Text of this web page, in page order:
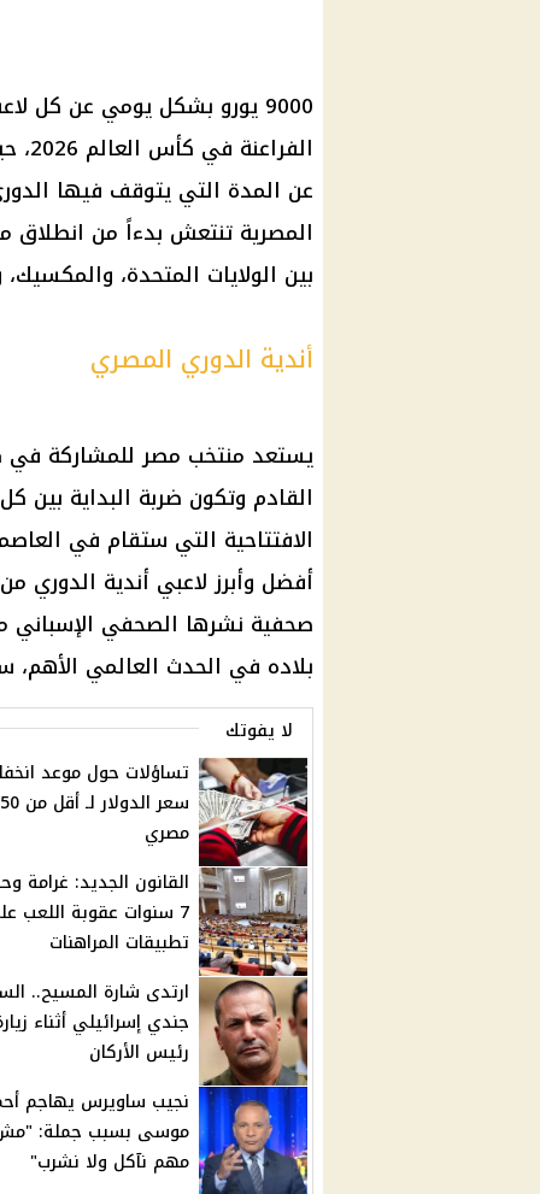
9000 يورو بشكل يومي عن كل
عن المدة التي يتوقف فيها
بين الولايات المتحدة، والمكسيك،
أندية الدوري المصري
القادم وتكون ضربة البداية بين
الافتتاحية التي ستقام في
أفضل وأبرز لاعبي أندية الدوري
صحفية نشرها الصحفي الإسباني
بلاده في الحدث العالمي الأهم،
لا يفوتك
تساؤلات حول موعد
مصري
القانون الجديد: غرامة
7 سنوات عقوبة اللعب
تطبيقات المراهنات
ارتدى شارة المسيح..
جندي إسرائيلي أثناء
رئيس الأركان
نجيب ساويرس يهاجم
موسى بسبب جملة:
مهم نآكل ولا نشرب"